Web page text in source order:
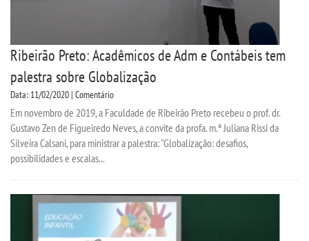
MATRÍCULA
EDITAL
PUBLICAÇÕES
UNIESP NEWS
Ribeirão Preto: Acadêmicos de Adm e Contábeis tem
palestra sobre Globalização
Data: 11/02/2020 | Comentário
Em novembro de 2019, a Faculdade de Ribeirão Preto recebeu o prof. dr.
Gustavo Zen de Figueiredo Neves, a convite da profa. m.ª Juliana Rissi da
Silveira Calsani, para ministrar a palestra: "Globalização: desafios,
possibilidades e escalas...